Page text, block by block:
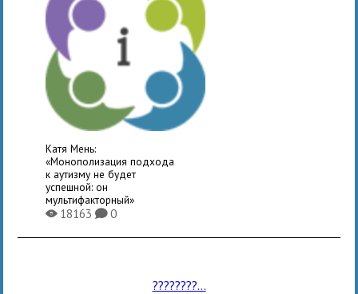
Катя Мень:
«Монополизация подхода
к аутизму не будет
успешной: он
мультифакторный»
X18163K0
????????...